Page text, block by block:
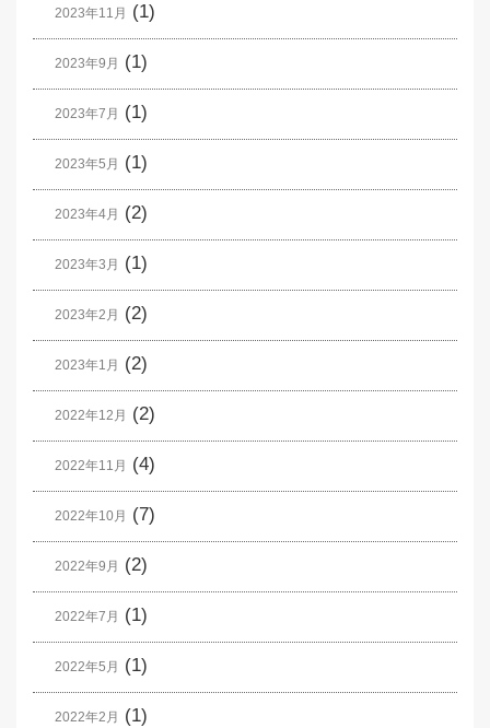
2023年11月 (1)
2023年9月 (1)
2023年7月 (1)
2023年5月 (1)
2023年4月 (2)
2023年3月 (1)
2023年2月 (2)
2023年1月 (2)
2022年12月 (2)
2022年11月 (4)
2022年10月 (7)
2022年9月 (2)
2022年7月 (1)
2022年5月 (1)
2022年2月 (1)